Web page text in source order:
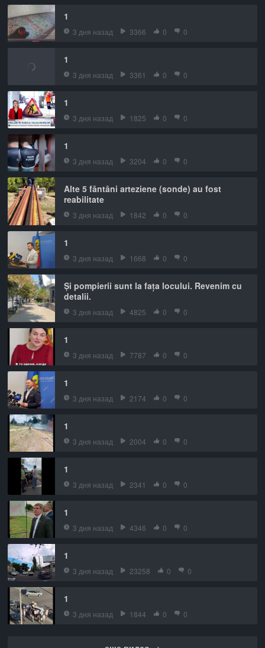
1
3 дня назад 3366 0 0
1
3 дня назад 3361 0 0
1
3 дня назад 1825 0 0
1
3 дня назад 3204 0 0
Alte 5 fântâni arteziene (sonde) au fost
reabilitate
3 дня назад 1842 0 0
1
3 дня назад 1668 0 0
Și pompierii sunt la fața locului. Revenim cu
detalii.
3 дня назад 4825 0 0
1
3 дня назад 7787 0 0
1
3 дня назад 2174 0 0
1
3 дня назад 2004 0 0
1
3 дня назад 2341 0 0
1
3 дня назад 4346 0 0
1
3 дня назад 23258 0 0
1
3 дня назад 1844 0 0